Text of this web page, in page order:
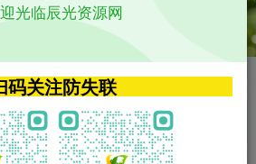
APP源码
火
影视源码
影视源码
光临辰光资源网
码关注防失联